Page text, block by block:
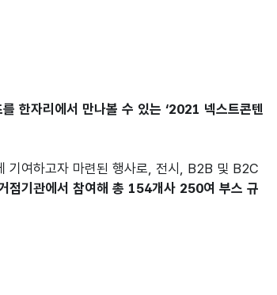
한자리에서 만나볼 수 있는 ‘2021 넥스트콘텐
기여하고자 마련된 행사로, 전시, B2B 및 B2C
점기관에서 참여해 총 154개사 250여 부스 규